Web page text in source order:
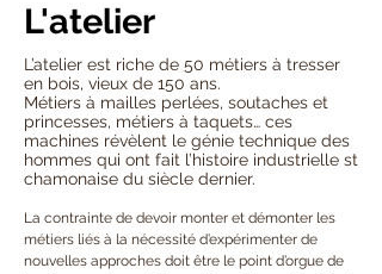
L'atelier
L’atelier est riche de 50 métiers à tresser
en bois, vieux de 150 ans.
Métiers à mailles perlées, soutaches et
princesses, métiers à taquets… ces
machines révèlent le génie technique des
hommes qui ont fait l’histoire industrielle st
chamonaise du siècle dernier.
La contrainte de devoir monter et démonter les
métiers liés à la nécessité d’expérimenter de
nouvelles approches doit être le point d’orgue de